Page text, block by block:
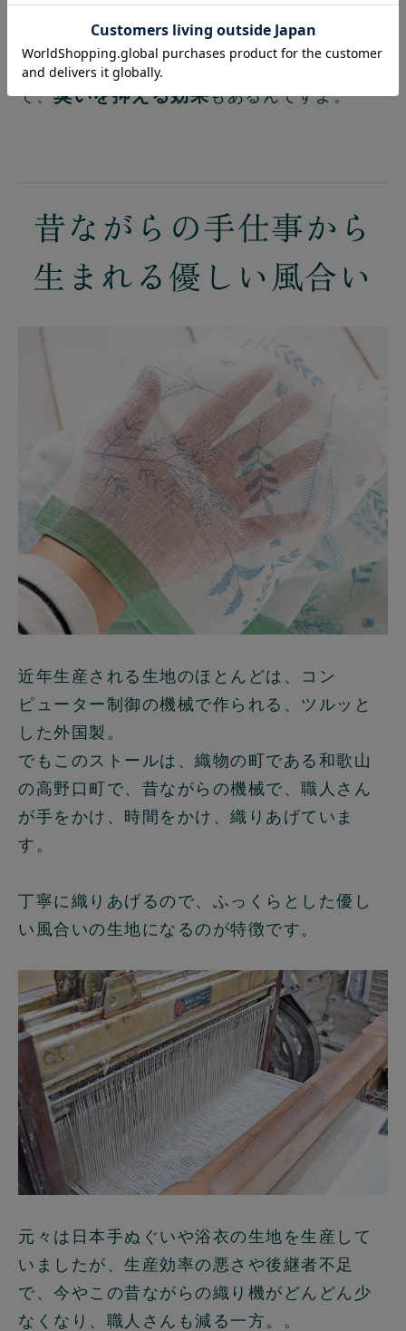
繰り返し洗濯してもコットンの２倍の耐久性
があります。
防カビ性にも優れ、雑菌の繁殖を抑制するの
で、臭いを抑える効果もあるんですよ。
昔ながらの手仕事から
生まれる優しい風合い
近年生産される生地のほとんどは、コン
ピューター制御の機械で作られる、ツルッと
した外国製。
でもこのストールは、織物の町である和歌山
の高野口町で、昔ながらの機械で、職人さん
が手をかけ、時間をかけ、織りあげていま
す。
丁寧に織りあげるので、ふっくらとした優し
い風合いの生地になるのが特徴です。
元々は日本手ぬぐいや浴衣の生地を生産して
いましたが、生産効率の悪さや後継者不足
で、今やこの昔ながらの織り機がどんどん少
なくなり、職人さんも減る一方。。